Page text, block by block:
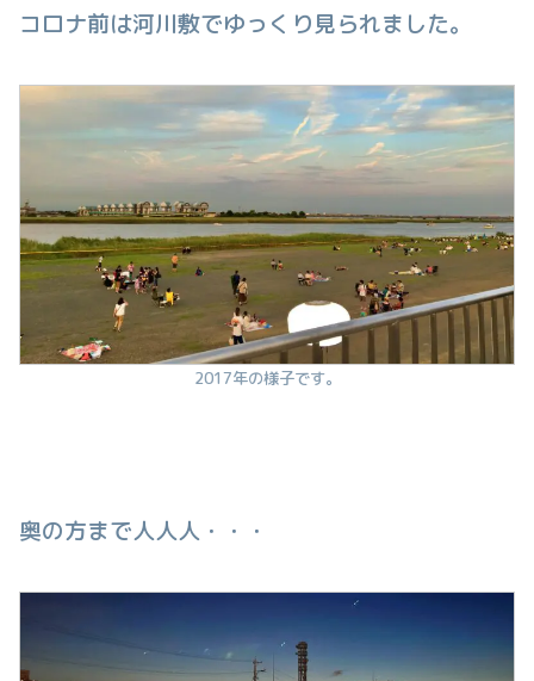
コロナ前は河川敷でゆっくり見られました。
2017年の様子です。
奥の方まで人人人・・・